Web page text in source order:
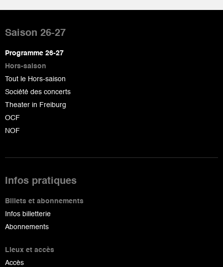
de
page
Saison 26-27
Programme 26-27
Hors-saison
Tout le Hors-saison
Société des concerts
Theater in Freiburg
OCF
NOF
Infos pratiques
Billets et abonnements
Infos billetterie
Abonnements
Lieux et accès
Accès